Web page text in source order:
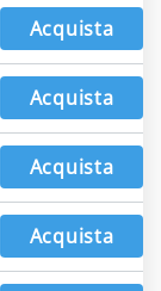
Acquista
Acquista
Acquista
Acquista